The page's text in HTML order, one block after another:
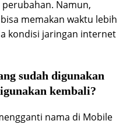
Namun,
memakan waktu lebih
kondisi jaringan internet
sudah digunakan
kembali?
nama di Mobile